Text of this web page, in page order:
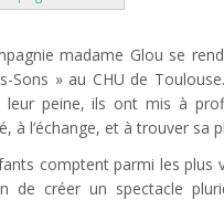
madame Glou se
Sons » au CHU de
leur peine, ils ont mis à
à l’échange, et à trouver sa
comptent parmi les plus
de créer un spectacle